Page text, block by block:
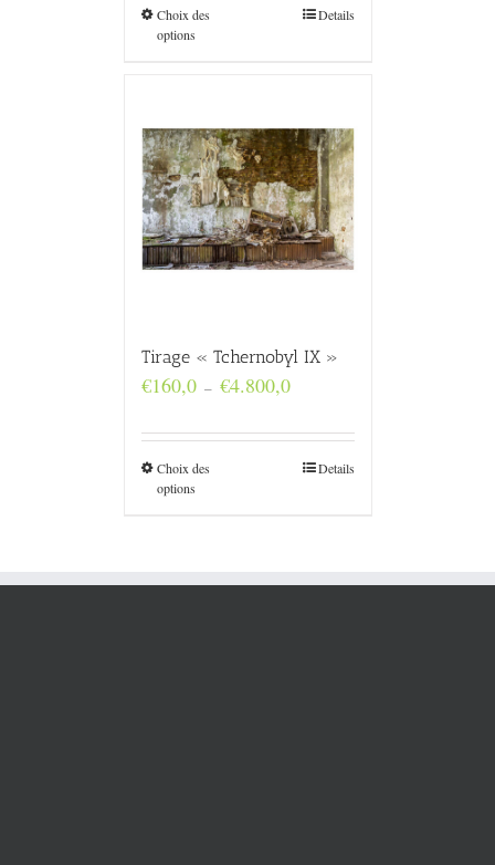
Choix des
options
Details
Tirage « Tchernobyl IX »
€160,0 – €4.800,0Plage
€160,0
Choix des
options
Details